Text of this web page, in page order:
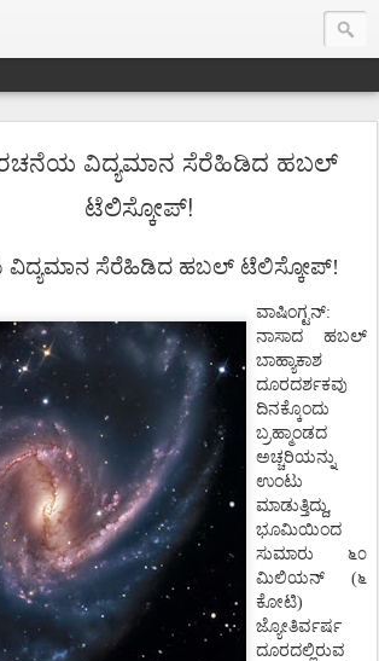
ರಚನೆಯ ವಿದ್ಯಮಾನ ಸೆರೆಹಿಡಿದ ಹಬಲ್
ಟೆಲಿಸ್ಕೋಪ್!
ವಿದ್ಯಮಾನ ಸೆರೆಹಿಡಿದ ಹಬಲ್ ಟೆಲಿಸ್ಕೋಪ್!
ವಾಷಿಂಗ್ಟನ್:
ನಾಸಾದ
ಹಬಲ್
ಬಾಹ್ಯಾಕಾಶ
ದೂರದರ್ಶಕವು
ದಿನಕ್ಕೊಂದು
ಬ್ರಹ್ಮಾಂಡದ
ಅಚ್ಚರಿಯನ್ನು
ಉಂಟು
ಮಾಡುತ್ತಿದ್ದು,
ಭೂಮಿಯಿಂದ
ಸುಮಾರು
೬೦
ಮಿಲಿಯನ್ (೬
ಕೋಟಿ)
ಜ್ಯೋತಿರ್ವರ್ಷ
ದೂರದಲ್ಲಿರುವ